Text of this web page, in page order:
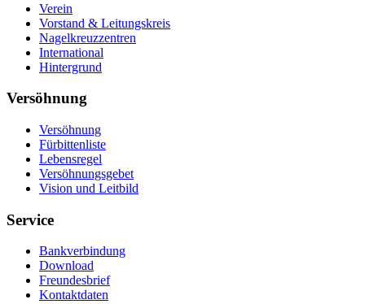
Verein
Vorstand & Leitungskreis
Nagelkreuzzentren
International
Hintergrund
Versöhnung
Versöhnung
Fürbittenliste
Lebensregel
Versöhnungsgebet
Vision und Leitbild
Service
Bankverbindung
Download
Freundesbrief
Kontaktdaten